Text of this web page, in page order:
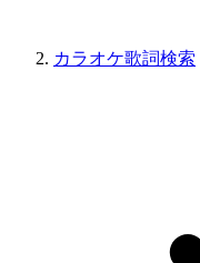
カラオケ歌詞検索